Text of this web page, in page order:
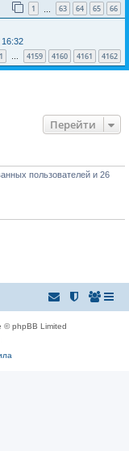
1 63 64 65 66
1 … 4159 4160 4161 4162
Перейти
пользователей и 26
© phpBB Limited